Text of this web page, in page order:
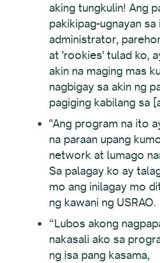
aking tungkulin! Ang
pakikipag-ugnayan
administrator,
at 'rookies' tulad ko,
akin na maging mas
nagbigay sa akin ng
pagiging kabilang sa
"Ang program na ito
na paraan upang
network at lumago
Sa palagay ko ay
mo ang inilagay mo
ng kawani ng USRAO.
“Lubos akong
nakasali ako sa
ng isa pang kasama,